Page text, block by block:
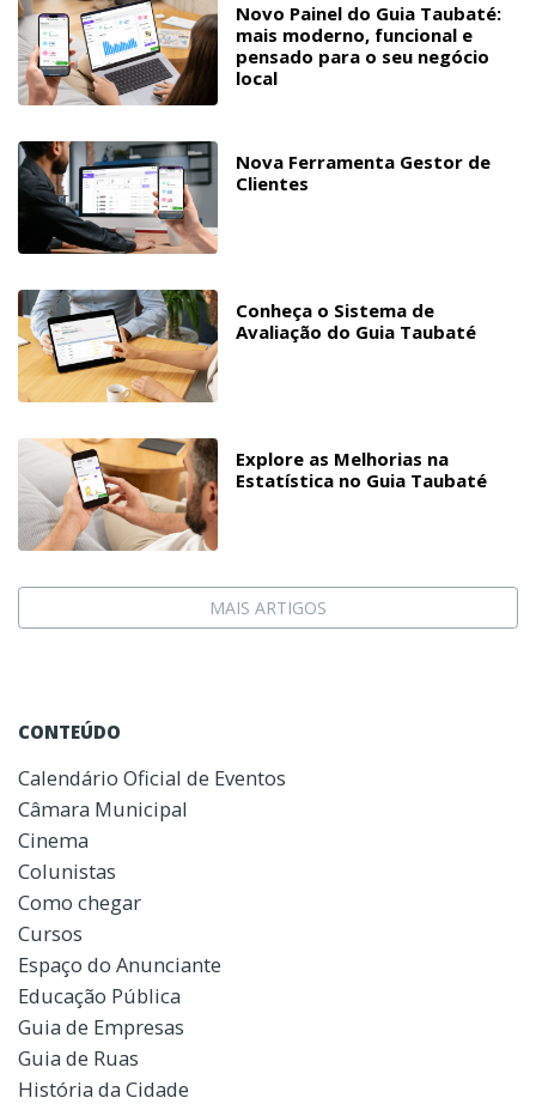
Novo Painel do Guia Taubaté:
mais moderno, funcional e
pensado para o seu negócio
local
Nova Ferramenta Gestor de
Clientes
Conheça o Sistema de
Avaliação do Guia Taubaté
Explore as Melhorias na
Estatística no Guia Taubaté
MAIS ARTIGOS
CONTEÚDO
Calendário Oficial de Eventos
Câmara Municipal
Cinema
Colunistas
Como chegar
Cursos
Espaço do Anunciante
Educação Pública
Guia de Empresas
Guia de Ruas
História da Cidade